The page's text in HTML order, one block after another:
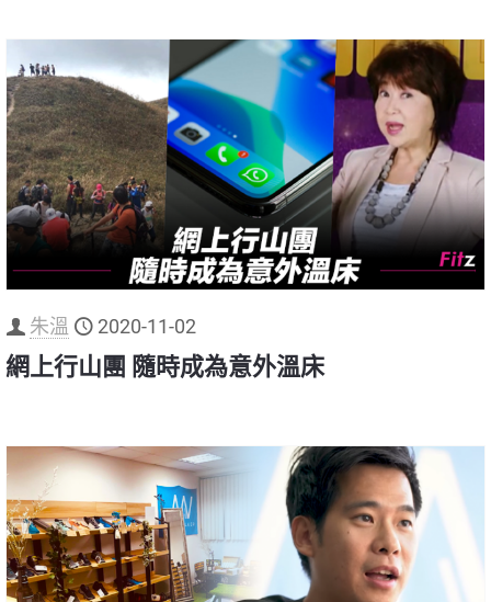
朱溫 2020-11-02
網上行山團 隨時成為意外溫床